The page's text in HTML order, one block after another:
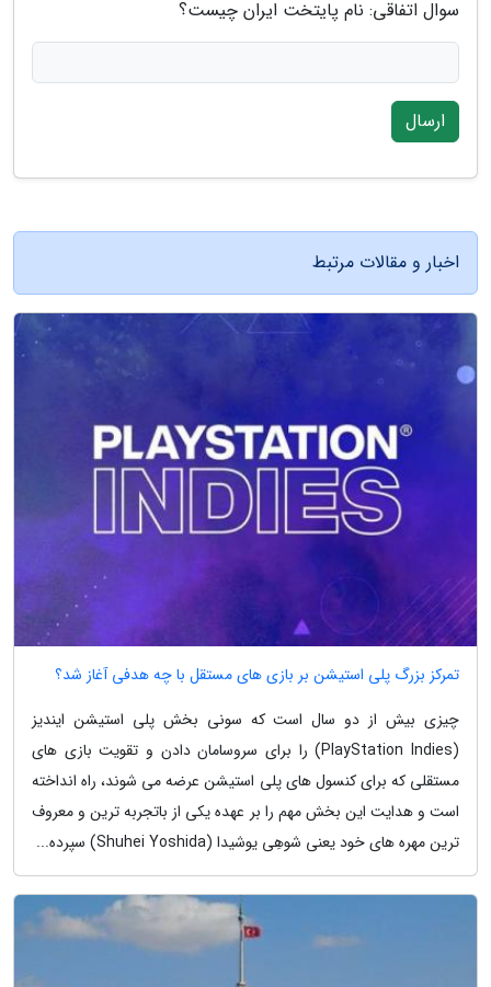
سوال اتفاقی: نام پایتخت ایران چیست؟
ارسال
اخبار و مقالات مرتبط
تمرکز بزرگ پلی استیشن بر بازی های مستقل با چه هدفی آغاز شد؟
چیزی بیش از دو سال است که سونی بخش پلی استیشن ایندیز
(PlayStation Indies) را برای سروسامان دادن و تقویت بازی های
مستقلی که برای کنسول های پلی استیشن عرضه می شوند، راه انداخته
است و هدایت این بخش مهم را بر عهده یکی از باتجربه ترین و معروف
ترین مهره های خود یعنی شوهِی یوشیدا (Shuhei Yoshida) سپرده...